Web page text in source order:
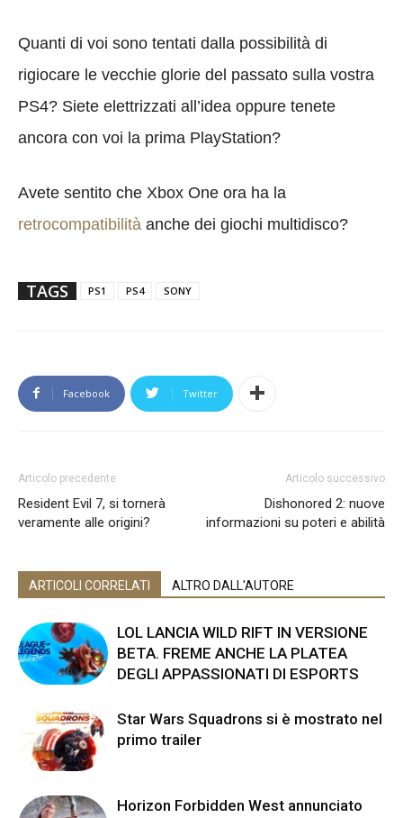
Quanti di voi sono tentati dalla possibilità di
rigiocare le vecchie glorie del passato sulla vostra
PS4? Siete elettrizzati all’idea oppure tenete
ancora con voi la prima PlayStation?
Avete sentito che Xbox One ora ha la
retrocompatibilità anche dei giochi multidisco?
TAGS PS1 PS4 SONY
Facebook Twitter
Articolo precedente
Resident Evil 7, si tornerà
veramente alle origini?
Articolo successivo
Dishonored 2: nuove
informazioni su poteri e abilità
ARTICOLI CORRELATI ALTRO DALL'AUTORE
LOL LANCIA WILD RIFT IN VERSIONE
BETA. FREME ANCHE LA PLATEA
DEGLI APPASSIONATI DI ESPORTS
Star Wars Squadrons si è mostrato nel
primo trailer
Horizon Forbidden West annunciato